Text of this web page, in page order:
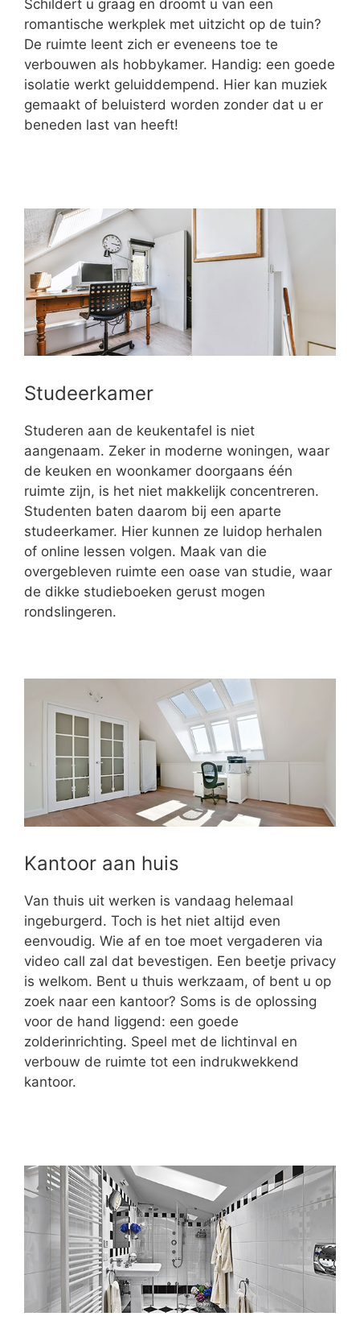
Schildert u graag en droomt u van een
romantische werkplek met uitzicht op de tuin?
De ruimte leent zich er eveneens toe te
verbouwen als hobbykamer. Handig: een goede
isolatie werkt geluiddempend. Hier kan muziek
gemaakt of beluisterd worden zonder dat u er
beneden last van heeft!
Studeerkamer
Studeren aan de keukentafel is niet
aangenaam. Zeker in moderne woningen, waar
de keuken en woonkamer doorgaans één
ruimte zijn, is het niet makkelijk concentreren.
Studenten baten daarom bij een aparte
studeerkamer. Hier kunnen ze luidop herhalen
of online lessen volgen. Maak van die
overgebleven ruimte een oase van studie, waar
de dikke studieboeken gerust mogen
rondslingeren.
Kantoor aan huis
Van thuis uit werken is vandaag helemaal
ingeburgerd. Toch is het niet altijd even
eenvoudig. Wie af en toe moet vergaderen via
video call zal dat bevestigen. Een beetje privacy
is welkom. Bent u thuis werkzaam, of bent u op
zoek naar een kantoor? Soms is de oplossing
voor de hand liggend: een goede
zolderinrichting. Speel met de lichtinval en
verbouw de ruimte tot een indrukwekkend
kantoor.